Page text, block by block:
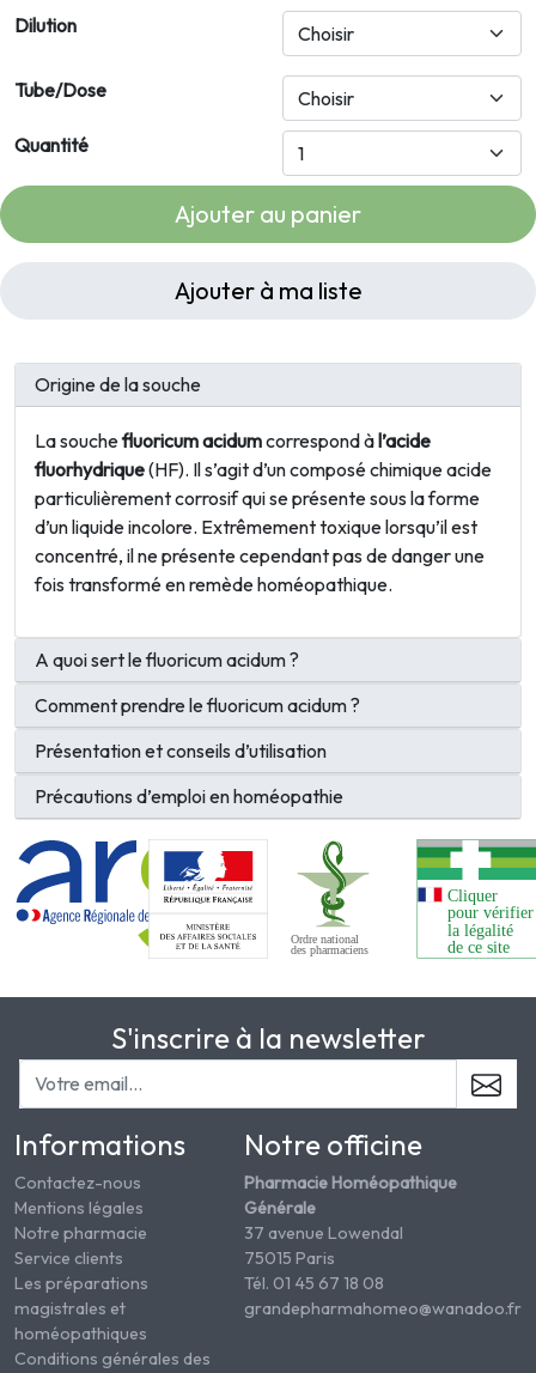
Dilution
Tube/Dose
Quantité
Ajouter au panier
Ajouter à ma liste
Origine de la souche
La souchefluoricum acidumcorrespond àl’acide
fluorhydrique(HF). Il s’agit d’un composé chimique acide
particulièrement corrosif qui se présente sous la forme
d’un liquide incolore. Extrêmement toxique lorsqu’il est
concentré, il ne présente cependant pas de danger une
fois transformé en remède homéopathique.
A quoi sert le fluoricum acidum ?
Comment prendre le fluoricum acidum ?
Présentation et conseils d’utilisation
Précautions d’emploi en homéopathie
S'inscrire à la newsletter
Informations
Contactez-nous
Mentions légales
Notre pharmacie
Service clients
Les préparations
magistrales et
homéopathiques
Conditions générales des
Notre officine
Pharmacie Homéopathique
Générale
37 avenue Lowendal
75015 Paris
Tél. 01 45 67 18 08
grandepharmahomeo@wanadoo.fr